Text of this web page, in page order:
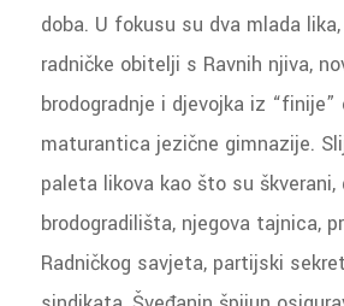
doba. U fokusu su dva mlada
radničke obitelji s Ravnih njiva,
brodogradnje i djevojka iz
maturantica jezične gimnazije.
paleta likova kao što su škverani,
brodogradilišta, njegova tajnica,
Radničkog savjeta, partijski